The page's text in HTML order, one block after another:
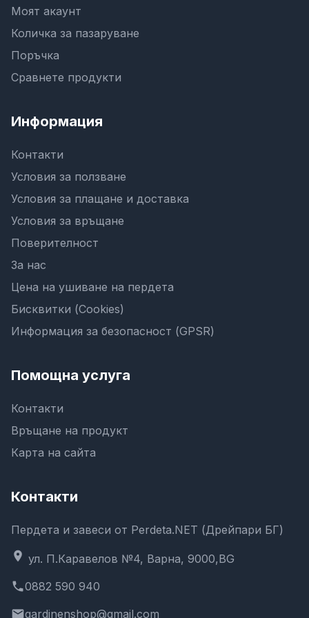
Моят акаунт
Количка за пазаруване
Поръчка
Сравнете продукти
Информация
Контакти
Условия за ползване
Условия за плащане и доставка
Условия за връщане
Поверителност
За нас
Цена на ушиване на пердета
Бисквитки (Cookies)
Информация за безопасност (GPSR)
Помощна услуга
Контакти
Връщане на продукт
Карта на сайта
Контакти
Пердета и завеси от Perdeta.NET (Дрейпари БГ)
location_on ул. П.Каравелов №4, Варна, 9000,BG
phone0882 590 940
emailgardinenshop@gmail.com